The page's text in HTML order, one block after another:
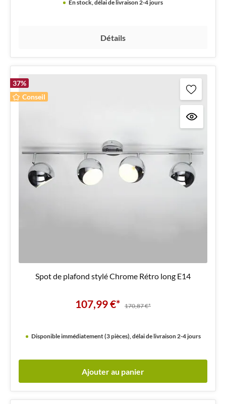
En stock, délai de livraison 2-4 jours
Détails
37%
Conseil
Spot de plafond stylé Chrome Rétro long E14
107,99 €* 170,87 €*
Disponible immédiatement (3 pièces), délai de livraison 2-4 jours
Ajouter au panier